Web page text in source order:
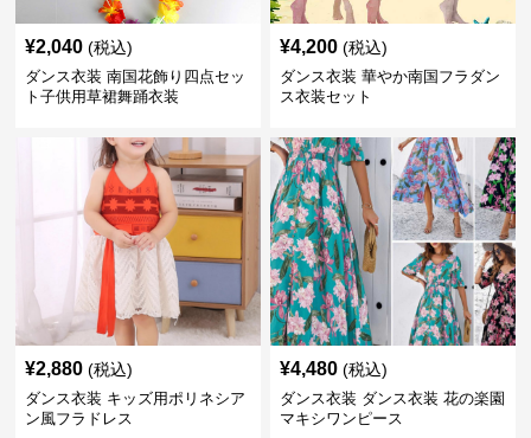
¥2,040 (税込)
ダンス衣装 南国花飾り四点セッ
ト子供用草裙舞踊衣装
¥4,200 (税込)
ダンス衣装 華やか南国フラダン
ス衣装セット
¥2,880 (税込)
ダンス衣装 キッズ用ポリネシア
ン風フラドレス
¥4,480 (税込)
ダンス衣装 ダンス衣装 花の楽園
マキシワンピース